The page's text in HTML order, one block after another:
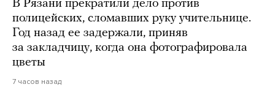
В Рязани прекратили дело против
полицейских, сломавших руку учительнице.
Год назад ее задержали, приняв
за закладчицу, когда она фотографировала
цветы
7 часов назад